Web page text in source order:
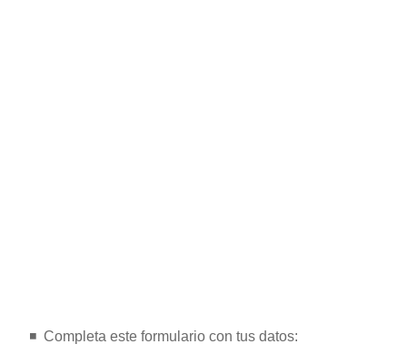
◾️ ️ Completa este formulario con tus datos: